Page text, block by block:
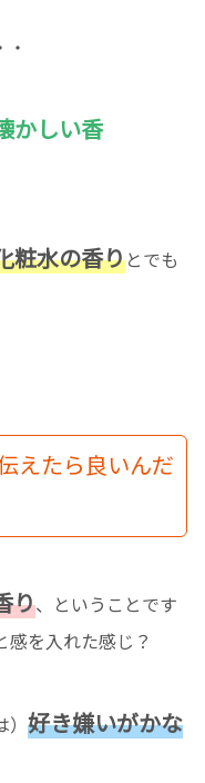
かしい香
粧水の香りとでも
えたら良いんだ
り、ということです
を入れた感じ？
好き嫌いがかな